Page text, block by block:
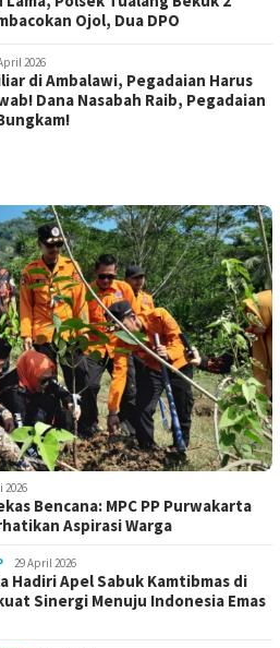
Ojol, Dua DPO
2026
di Ambalawi, Pegadaian Harus
Dana Nasabah Raib, Pegadaian
2026
Bencana: MPC PP Purwakarta
Aspirasi Warga
29 April 2026
Hadiri Apel Sabuk Kamtibmas di
Sinergi Menuju Indonesia Emas